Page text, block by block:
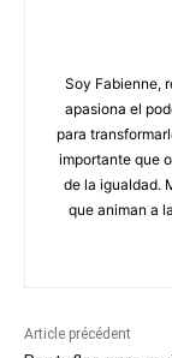
Soy Fabienne,
apasiona el
para
importante que
de la igualdad.
que animan a
Article précédent